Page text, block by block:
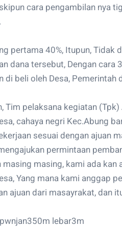
cara pengambilan nya
pertama 40%, Itupun, Tidak
dana tersebut, Dengan cara
di beli oleh Desa, Pemerintah
Tim pelaksana kegiatan
cahaya negri Kec.Abung
sesuai dengan ajuan
permintaan
masing, kami ada kan
Yang mana kami anggap
ajuan dari masayrakat, dan
lebar3m